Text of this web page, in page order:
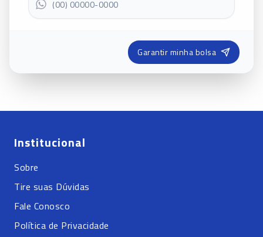
Garantir minha bolsa
Institucional
Sobre
Tire suas Dúvidas
Fale Conosco
Política de Privacidade